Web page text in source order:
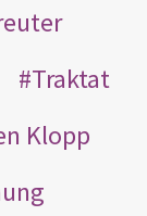
Traktat
Klopp